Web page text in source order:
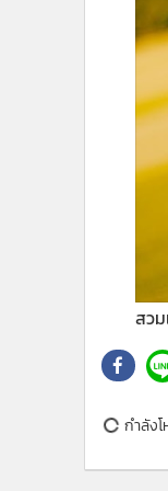
สวม
กำลังโ